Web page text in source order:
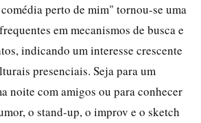
perto de mim" tornou-se uma
em mecanismos de busca e
indicando um interesse crescente
presenciais. Seja para um
noite com amigos ou para conhecer
o stand-up, o improv e o sketch